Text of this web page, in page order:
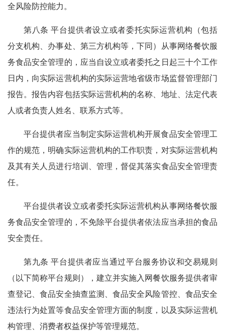
全风险防控能力。
第八条 平台提供者设立或者委托实际运营机构（包括
分支机构、办事处、第三方机构等，下同）从事网络餐饮服
务食品安全管理的，应当自设立或者委托之日起三十个工作
日内，向实际运营机构的实际运营地省级市场监督管理部门
报告。报告内容包括实际运营机构的名称、地址、法定代表
人或者负责人姓名、联系方式等。
平台提供者应当制定实际运营机构开展食品安全管理工
作的规范，明确实际运营机构的工作职责，对实际运营机构
及其有关人员进行培训、管理，督促其落实食品安全管理责
任。
平台提供者设立或者委托实际运营机构从事网络餐饮服
务食品安全管理的，不免除平台提供者依法应当承担的食品
安全责任。
第九条 平台提供者应当通过平台服务协议和交易规则
（以下简称平台规则），建立并实施入网餐饮服务提供者审
查登记、食品安全抽查监测、食品安全风险管控、食品安全
违法行为处置等食品安全管理方面的制度，以及实际运营机
构管理、消费者权益保护等管理规范。